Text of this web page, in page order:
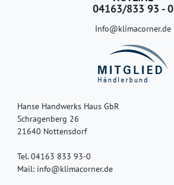
04163/833 93 - 0
Info@klimacorner.de
Hanse Handwerks Haus GbR
Schragenberg 26
21640 Nottensdorf
Tel. 04163 833 93-0
Mail: info@klimacorner.de